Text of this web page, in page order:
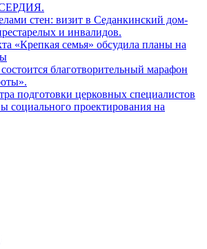
стен: визит в Седанкинский дом-
и инвалидов.
«Крепкая семья» обсудила планы на
благотворительный марафон
подготовки церковных специалистов
социального проектирования на